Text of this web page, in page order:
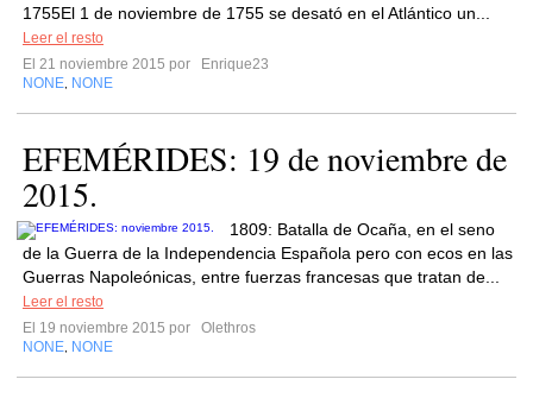
1755El 1 de noviembre de 1755 se desató en el Atlántico un...
Leer el resto
El 21 noviembre 2015 por
Enrique23
NONE NONE
EFEMÉRIDES: 19 de noviembre de
2015.
1809: Batalla de Ocaña, en el seno
de la Guerra de la Independencia Española pero con ecos en las
Guerras Napoleónicas, entre fuerzas francesas que tratan de...
Leer el resto
El 19 noviembre 2015 por
Olethros
NONE NONE